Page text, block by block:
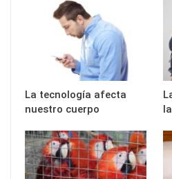
La tecnología afecta
nuestro cuerpo